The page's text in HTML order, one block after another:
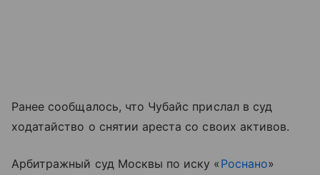
Ранее сообщалось, что Чубайс прислал в суд
ходатайство о снятии ареста со своих активов.
Арбитражный суд Москвы по иску « Роснано»